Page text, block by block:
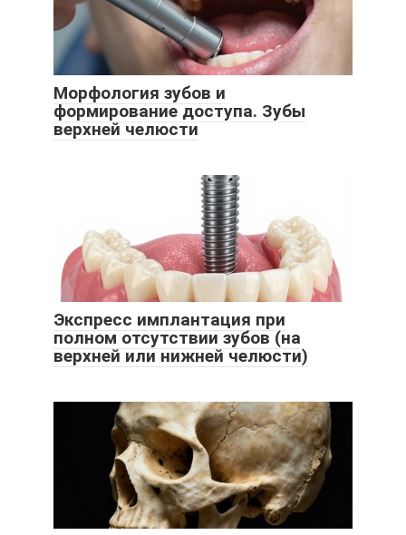
Морфология зубов и
формирование доступа. Зубы
верхней челюсти
Экспресс имплантация при
полном отсутствии зубов (на
верхней или нижней челюсти)